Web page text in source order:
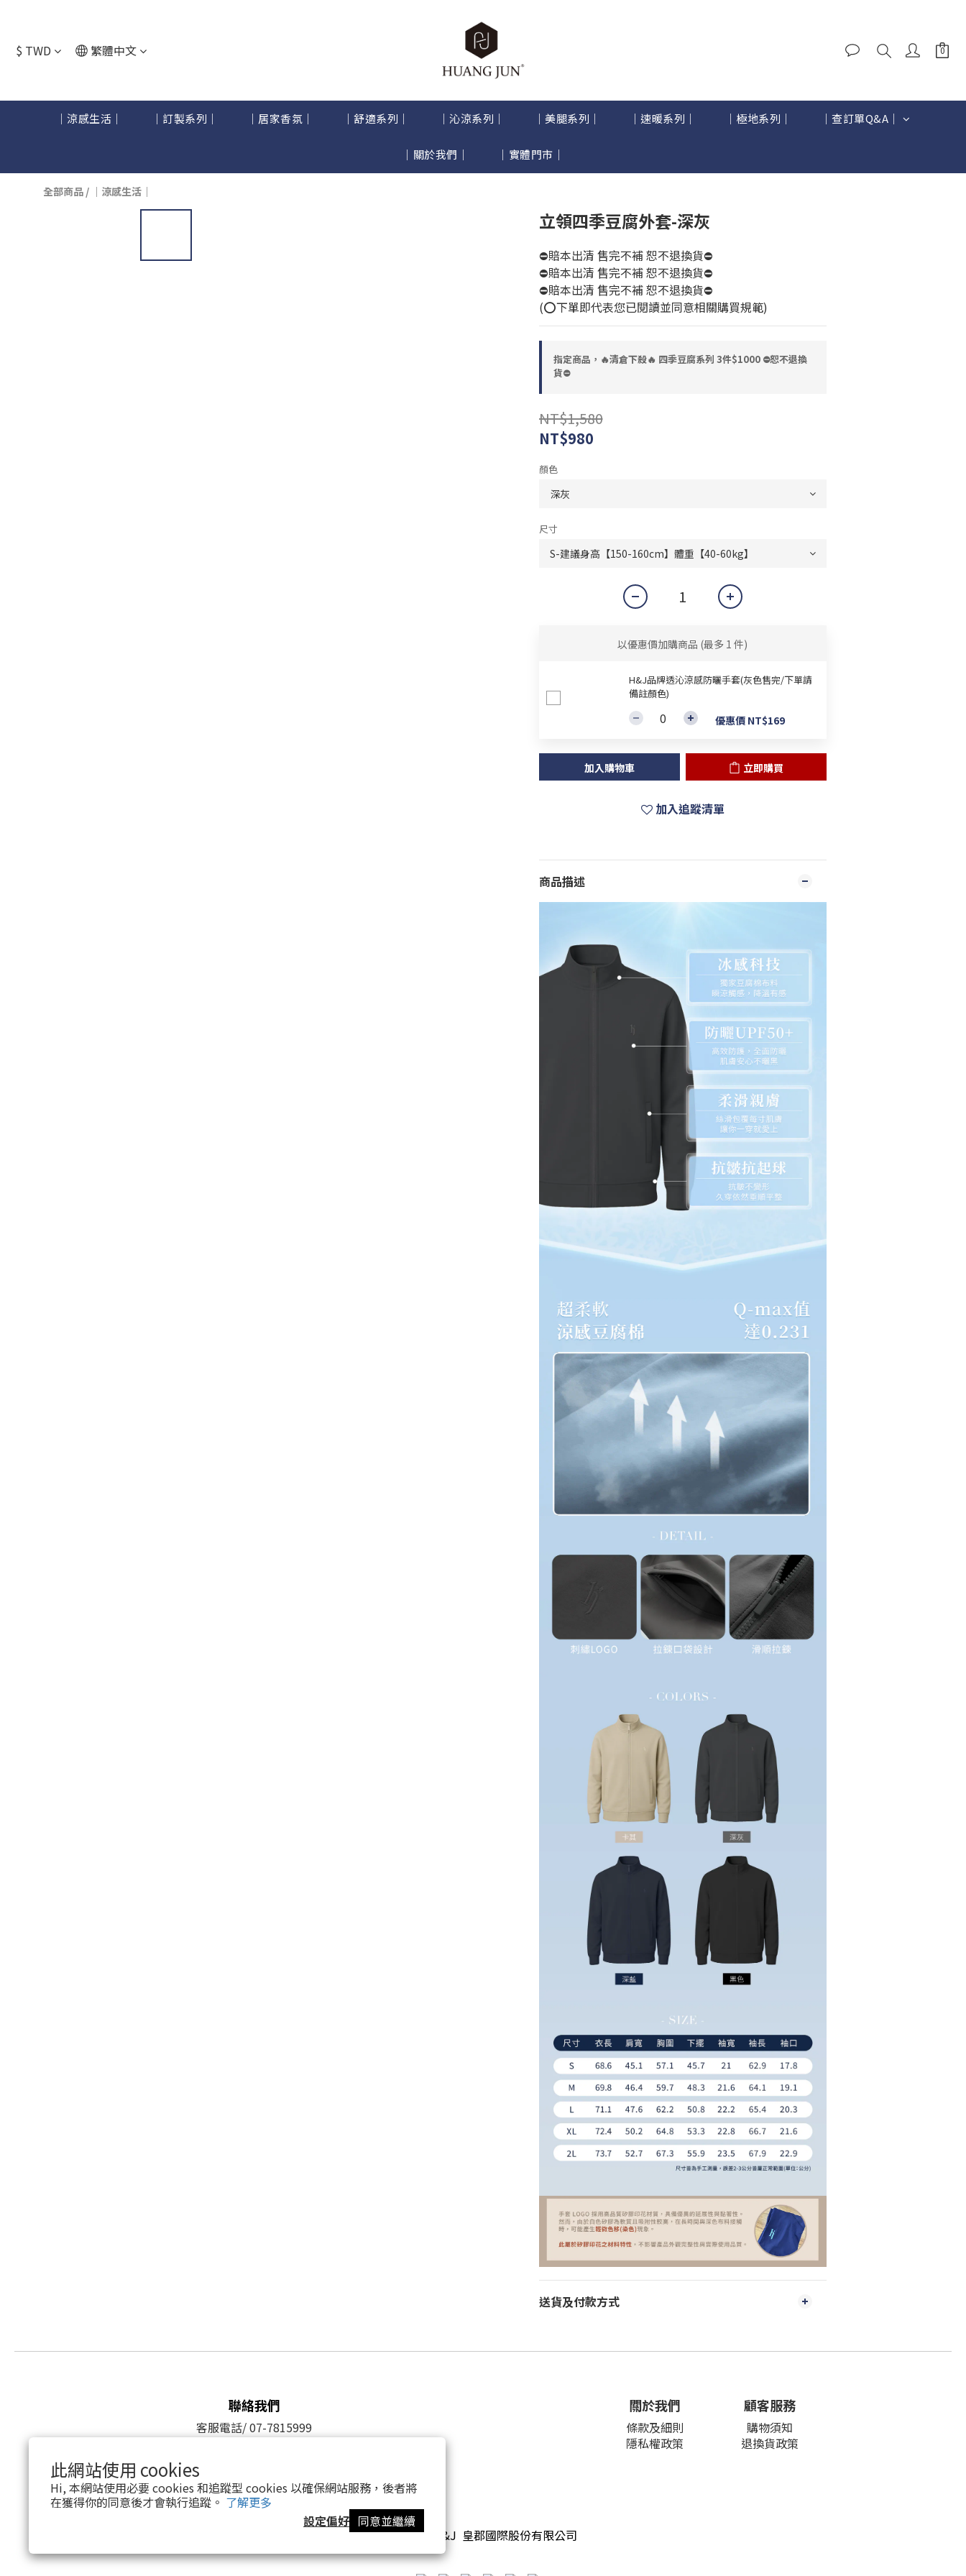
此網站使用 cookies
Hi, 本網站使用必要 cookies 和追蹤型 cookies 以確保網站服務，後者將
在獲得你的同意後才會執行追蹤。 了解更多
設定偏好 同意並繼續
$ TWD 繁體中文
｜涼感生活｜ ｜訂製系列｜ ｜居家香氛｜ ｜舒適系列｜ ｜沁涼系列｜ ｜美腿系列｜ ｜速暖系列｜ ｜極地系列｜ ｜查訂單Q&A｜
｜關於我們｜ ｜實體門市｜
全部商品 / ｜涼感生活｜
立領四季豆腐外套-深灰
⛔賠本出清 售完不補 恕不退換貨⛔
⛔賠本出清 售完不補 恕不退換貨⛔
⛔賠本出清 售完不補 恕不退換貨⛔
(⭕️下單即代表您已閱讀並同意相關購買規範)
指定商品，🔥清倉下殺🔥 四季豆腐系列 3件$1000 ⛔恕不退換
貨⛔
NT$1,580
NT$980
顏色
尺寸
以優惠價加購商品 (最多 1 件)
H&J品牌透沁涼感防曬手套(灰色售完/下單請
備註顏色)
優惠價 NT$169
加入購物車 立即購買
加入追蹤清單
商品描述
送貨及付款方式
聯絡我們
客服電話/ 07-7815999
周一至周五 9:00-12:00 / 13:00-18:00
LINE@官方帳號/
Facebook粉絲團/ H&J
關於我們
條款及細則
隱私權政策
顧客服務
購物須知
退換貨政策
2016 © H&J 皇郡國際股份有限公司